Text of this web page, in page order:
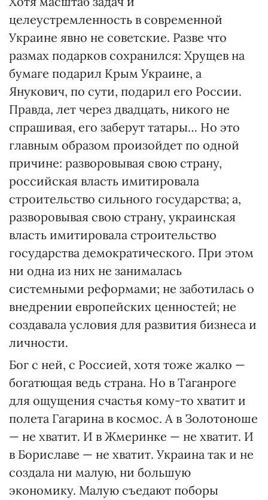
целеустремленность в современной
Украине явно не советские. Разве что
размах подарков сохранился: Хрущев на
бумаге подарил Крым Украине, а
Янукович, по сути, подарил его России.
Правда, лет через двадцать, никого не
спрашивая, его заберут татары… Но это
главным образом произойдет по одной
причине: разворовывая свою страну,
российская власть имитировала
строительство сильного государства; а,
разворовывая свою страну, украинская
власть имитировала строительство
государства демократического. При этом
ни одна из них не занималась
системными реформами; не заботилась о
внедрении европейских ценностей; не
создавала условия для развития бизнеса и
личности.
Бог с ней, с Россией, хотя тоже жалко —
богатющая ведь страна. Но в Таганроге
для ощущения счастья кому-то хватит и
полета Гагарина в космос. А в Золотоноше
— не хватит. И в Жмеринке — не хватит. И
в Бориславе — не хватит. Украина так и не
создала ни малую, ни большую
экономику. Малую съедают поборы